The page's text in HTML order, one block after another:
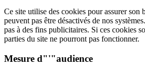
Ce site utilise des cookies pour assurer son
peuvent pas être désactivés de nos
pas à des fins publicitaires. Si ces cookies
parties du site ne pourront pas fonctionner.
Mesure d"'"audience